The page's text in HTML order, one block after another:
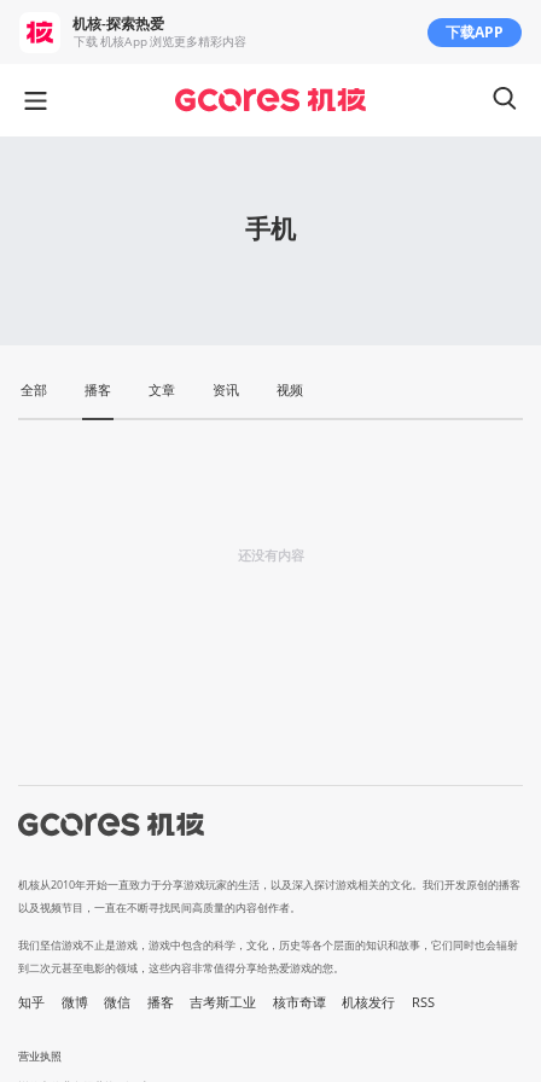
手机
全部 播客 文章 资讯 视频
还没有内容
机核从2010年开始一直致力于分享游戏玩家的生活，以及深入探讨游戏相关的文化。我们开发原创的播客
以及视频节目，一直在不断寻找民间高质量的内容创作者。
我们坚信游戏不止是游戏，游戏中包含的科学，文化，历史等各个层面的知识和故事，它们同时也会辐射
到二次元甚至电影的领域，这些内容非常值得分享给热爱游戏的您。
知乎 微博 微信 播客 吉考斯工业 核市奇谭 机核发行 RSS
营业执照
机核-探索热爱
下载 机核App 浏览更多精彩内容 下载APP